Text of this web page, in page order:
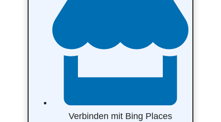
Verbinden mit Bing Places